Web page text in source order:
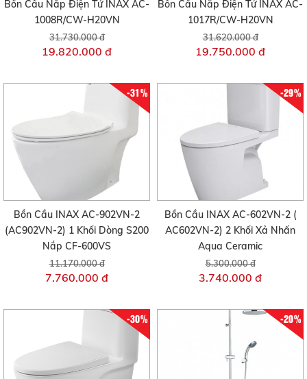
Bồn Cầu Nắp Điện Tử INAX AC-
1008R/CW-H20VN
31.730.000 đ
19.820.000 đ
Bồn Cầu Nắp Điện Tử INAX AC-
1017R/CW-H20VN
31.620.000 đ
19.750.000 đ
-31%
Bồn Cầu INAX AC-902VN-2
(AC902VN-2) 1 Khối Dòng S200
Nắp CF-600VS
11.170.000 đ
7.760.000 đ
-29%
Bồn Cầu INAX AC-602VN-2 (
AC602VN-2) 2 Khối Xả Nhấn
Aqua Ceramic
5.300.000 đ
3.740.000 đ
-30% -20%